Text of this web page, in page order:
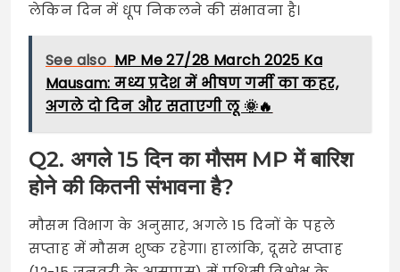
लेकिन दिन में धूप निकलने की संभावना है।
See also MP Me 27/28 March 2025 Ka
Mausam: मध्य प्रदेश में भीषण गर्मी का कहर,
अगले दो दिन और सताएगी लू 🌞🔥
Q2. अगले 15 दिन का मौसम MP में बारिश
होने की कितनी संभावना है?
मौसम विभाग के अनुसार, अगले 15 दिनों के पहले
सप्ताह में मौसम शुष्क रहेगा। हालांकि, दूसरे सप्ताह